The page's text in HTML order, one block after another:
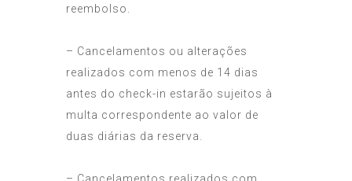
reembolso.
– Cancelamentos ou alterações
realizados com menos de 14 dias
antes do check-in estarão sujeitos à
multa correspondente ao valor de
duas diárias da reserva.